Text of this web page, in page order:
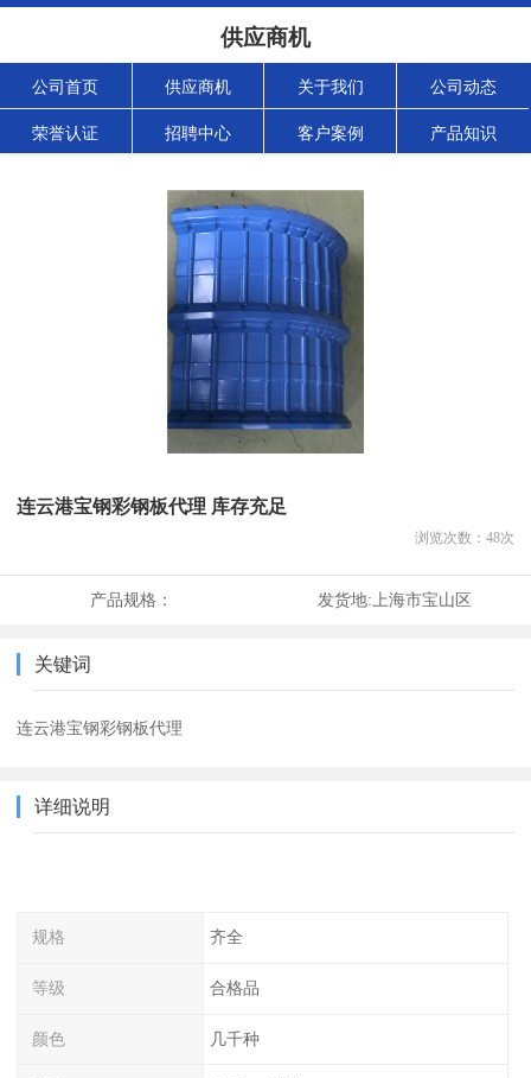
供应商机
公司首页 供应商机 关于我们 公司动态
荣誉认证 招聘中心 客户案例 产品知识
连云港宝钢彩钢板代理 库存充足
浏览次数： 48次
产品规格： 发货地: 上海市宝山区
关键词
连云港宝钢彩钢板代理
详细说明
规格 齐全
等级 合格品
颜色 几千种